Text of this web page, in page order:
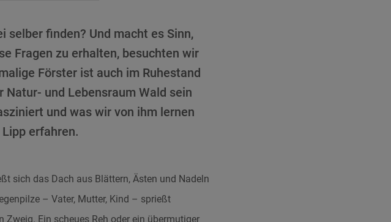
selber finden? Und macht es Sinn,
Fragen zu erhalten, besuchten wir
Förster ist auch im Ruhestand
und Lebensraum Wald sein
und was wir von ihm lernen
erfahren.
sich das Dach aus Blättern, Ästen und Nadeln
– Vater, Mutter, Kind – sprießt
Ein scheues Reh oder ein übermutiger